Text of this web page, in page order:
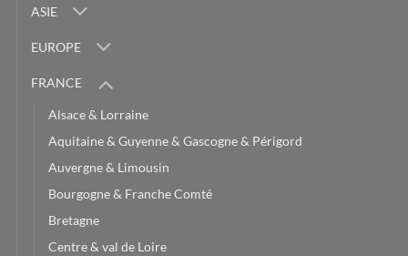
ASIE
EUROPE
FRANCE
Alsace & Lorraine
Aquitaine & Guyenne & Gascogne & Périgord
Auvergne & Limousin
Bourgogne & Franche Comté
Bretagne
Centre & val de Loire